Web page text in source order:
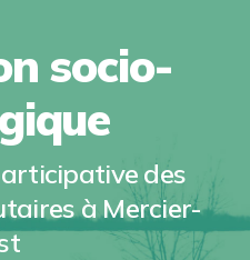
socio-
des
à Mercier-